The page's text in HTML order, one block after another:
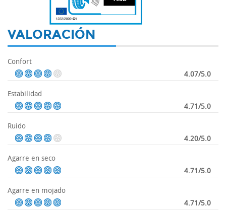
VALORACIÓN
Confort
4.07/5.0
Estabilidad
4.71/5.0
Ruido
4.20/5.0
Agarre en seco
4.71/5.0
Agarre en mojado
4.71/5.0